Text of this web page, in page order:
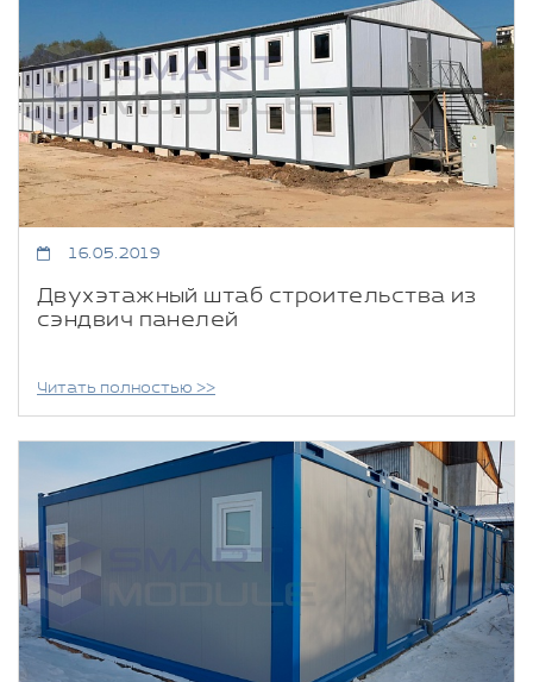
16.05.2019
Двухэтажный штаб строительства из
сэндвич панелей
Читать полностью >>